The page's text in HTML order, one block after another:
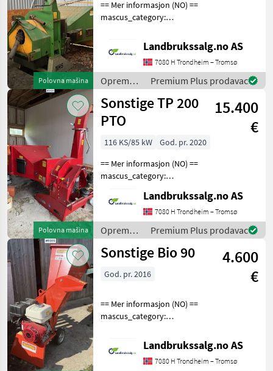
Polovna mašina
== Mer informasjon (NO) ==
mascus_category:
provide reference number
upon request: 9452 See
en.landbrukssalg.no/9452
for more images Spe
Landbrukssalg.no AS
7080 H Trondheim – Tromsø
Oprema
za šumu i
obradu
drveta /
Sonstige
Premium Plus prodavac
Polovna mašina
Sonstige TP 200
PTO
15.400
€
116 KS/85 kW
God. pr. 2020
== Mer informasjon (NO) ==
mascus_category:
provide reference number
upon request: 9429 See
en.landbrukssalg.no/9429
for more images Spe
Landbrukssalg.no AS
7080 H Trondheim – Tromsø
Oprema
za šumu i
obradu
Sonstige
Premium Plus prodavac
Sonstige Bio 90
4.600
€
God. pr. 2016
== Mer informasjon (NO) ==
mascus_category:
provide reference number
upon request: 9395 See
en.landbrukssalg.no/9395
Landbrukssalg.no AS
7080 H Trondheim – Tromsø